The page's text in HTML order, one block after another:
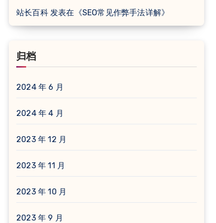
站长百科发表在《SEO常见作弊手法详解》
归档
2024 年 6 月
2024 年 4 月
2023 年 12 月
2023 年 11 月
2023 年 10 月
2023 年 9 月